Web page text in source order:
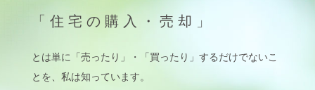
「住宅の購入・売却」
とは単に「売ったり」・「買ったり」するだけでないこ
とを、私は知っています。